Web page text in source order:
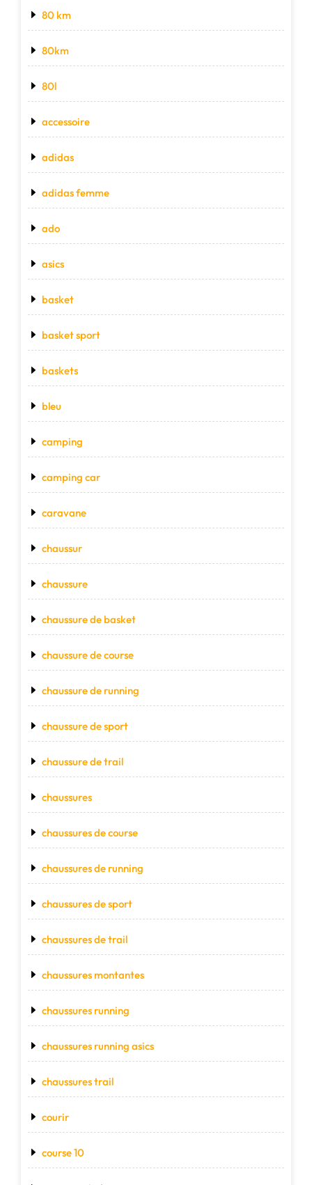
80 km
80km
80l
accessoire
adidas
adidas femme
ado
asics
basket
basket sport
baskets
bleu
camping
camping car
caravane
chaussur
chaussure
chaussure de basket
chaussure de course
chaussure de running
chaussure de sport
chaussure de trail
chaussures
chaussures de course
chaussures de running
chaussures de sport
chaussures de trail
chaussures montantes
chaussures running
chaussures running asics
chaussures trail
courir
course 10